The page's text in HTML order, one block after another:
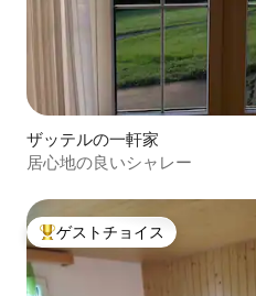
ザッテルの一軒家
居心地の良いシャレー
大好評のゲストチョイスです。
ゲストチョイス